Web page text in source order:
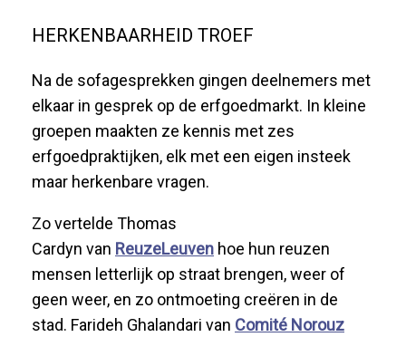
HERKENBAARHEID TROEF
Na de sofagesprekken gingen deelnemers met
elkaar in gesprek op de erfgoedmarkt. In kleine
groepen maakten ze kennis met zes
erfgoedpraktijken, elk met een eigen insteek
maar herkenbare vragen.
Zo vertelde Thomas
Cardyn van ReuzeLeuven hoe hun reuzen
mensen letterlijk op straat brengen, weer of
geen weer, en zo ontmoeting creëren in de
stad. Farideh Ghalandari van Comité Norouz